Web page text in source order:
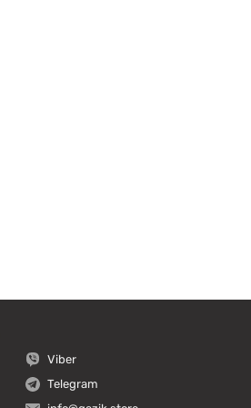
Viber
Telegram